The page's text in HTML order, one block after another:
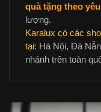
quà tặng theo
lượng.
Karalux có các
tại: Hà Nội, Đà
nhánh trên toàn